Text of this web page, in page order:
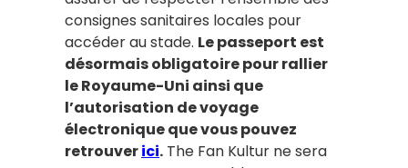
consignes sanitaires locales pour
accéder au stade. Le passeport est
désormais obligatoire pour rallier
le Royaume-Uni ainsi que
l’autorisation de voyage
électronique que vous pouvez
retrouverici. The Fan Kultur ne sera